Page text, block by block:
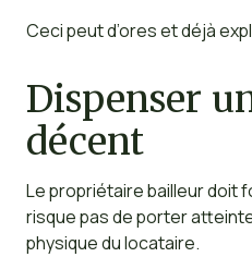
Ceci peut d’ores et déjà
Dispenser
décent
Le propriétaire bailleur doit
risque pas de porter
physique du locataire.